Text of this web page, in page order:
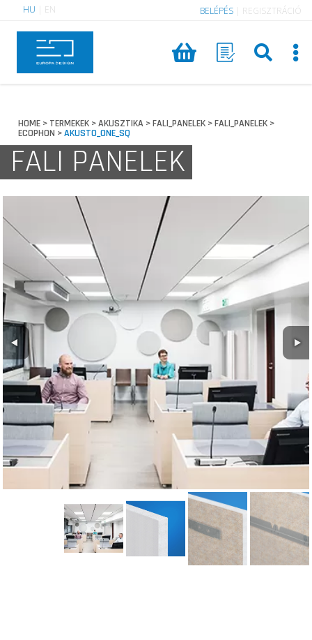
HU EN BELÉPÉS REGISZTRÁCIÓ
HOME > TERMEKEK >AKUSZTIKA >FALI_PANELEK >FALI_PANELEK >
ECOPHON >AKUSTO_ONE_SQ
FALI PANELEK